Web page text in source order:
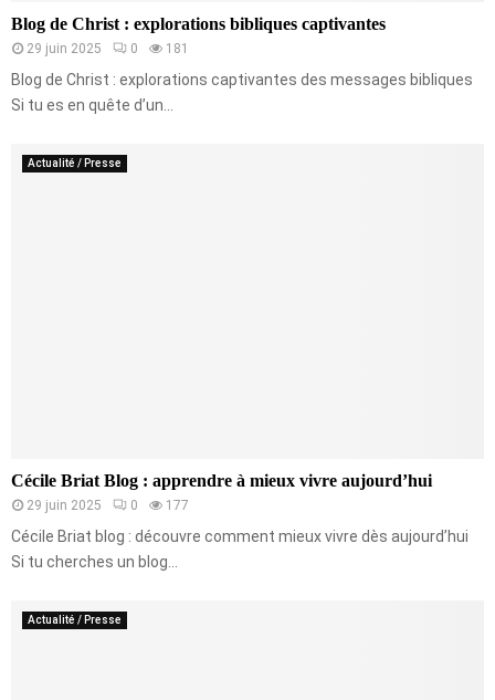
Blog de Christ : explorations bibliques captivantes
29 juin 2025 0 181
Blog de Christ : explorations captivantes des messages bibliques
Si tu es en quête d’un...
Actualité / Presse
Cécile Briat Blog : apprendre à mieux vivre aujourd’hui
29 juin 2025 0 177
Cécile Briat blog : découvre comment mieux vivre dès aujourd’hui
Si tu cherches un blog...
Actualité / Presse